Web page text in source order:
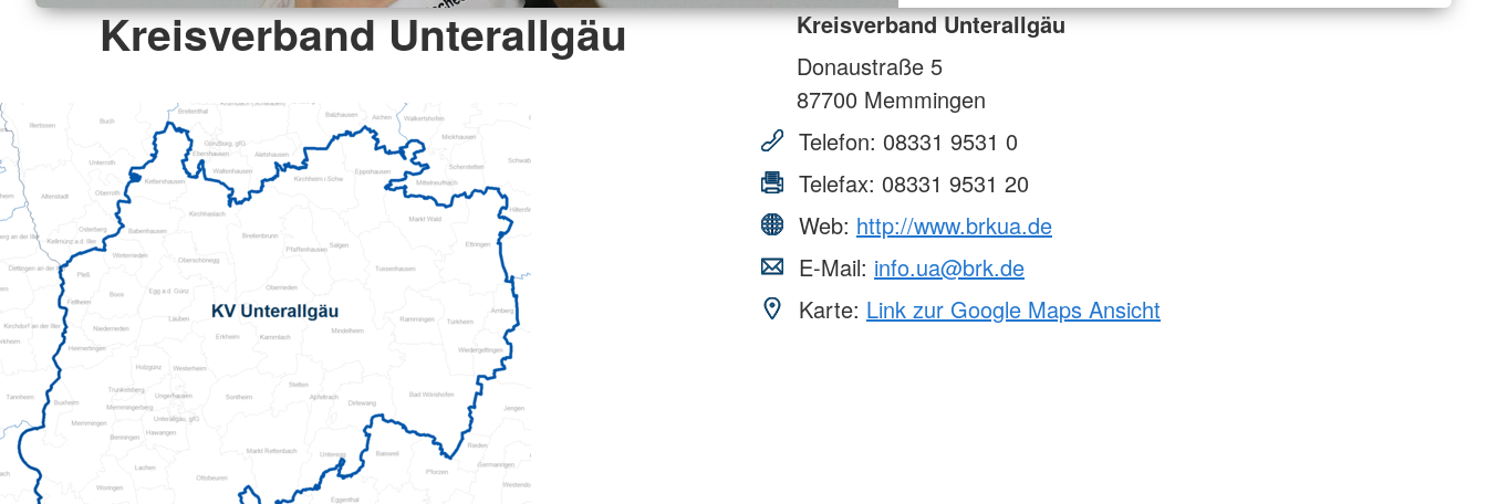
Kreisverband Unterallgäu
Kreisverband Unterallgäu
Donaustraße 5
87700 Memmingen
Telefon: 08331 9531 0
Telefax: 08331 9531 20
Web: http://www.brkua.de
E-Mail: info.ua@brk.de
Karte: Link zur Google Maps Ansicht